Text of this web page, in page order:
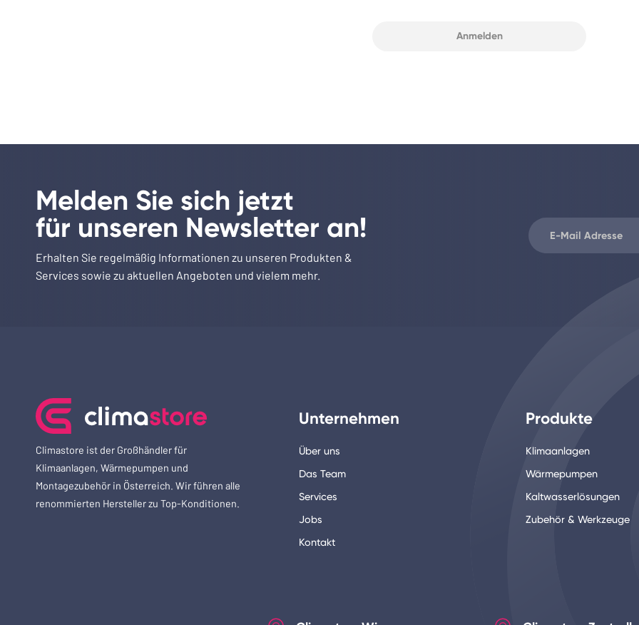
Melden Sie sich jetzt
für unseren Newsletter an!
Erhalten Sie regelmäßig Informationen zu unseren Produkten &
Services sowie zu aktuellen Angeboten und vielem mehr.
Climastore ist der Großhändler für
Klimaanlagen, Wärmepumpen und
Montagezubehör in Österreich. Wir führen alle
renommierten Hersteller zu Top-Konditionen.
Unternehmen
Über uns
Das Team
Services
Jobs
Kontakt
Produkte
Klimaanlagen
Wärmepumpen
Kaltwasserlösungen
Zubehör & Werkzeuge